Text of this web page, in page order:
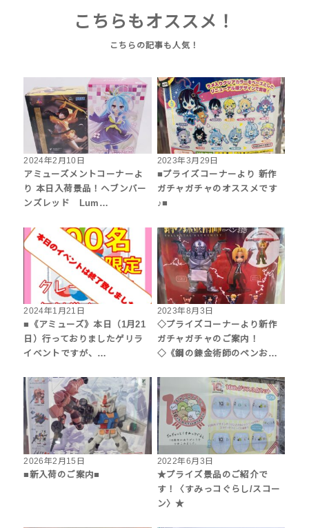
こちらもオススメ！
2024年2月10日
アミューズメントコーナーよ
り 本日入荷景品！ヘブンバー
ンズレッド Lum…
2023年3月29日
■プライズコーナーより 新作
ガチャガチャのオススメです
♪■
2024年1月21日
■《アミューズ》本日（1月21
日）行っておりましたゲリラ
イベントですが、…
2023年8月3日
◇プライズコーナーより新作
ガチャガチャのご案内！
◇《鋼の錬金術師のペンお…
2026年2月15日
■新入荷のご案内■
2022年6月3日
★プライズ景品のご紹介で
す！〈すみっコぐらし/スコー
ン〉★